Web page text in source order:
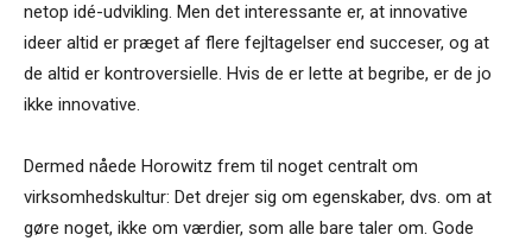
netop idé-udvikling. Men det interessante er, at innovative
ideer altid er præget af flere fejltagelser end succeser, og at
de altid er kontroversielle. Hvis de er lette at begribe, er de jo
ikke innovative.
Dermed nåede Horowitz frem til noget centralt om
virksomhedskultur: Det drejer sig om egenskaber, dvs. om at
gøre noget, ikke om værdier, som alle bare taler om. Gode